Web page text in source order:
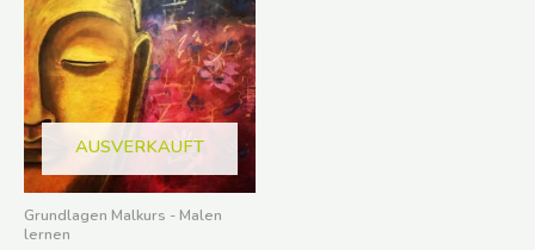
AUSVERKAUFT
Grundlagen Malkurs - Malen
lernen